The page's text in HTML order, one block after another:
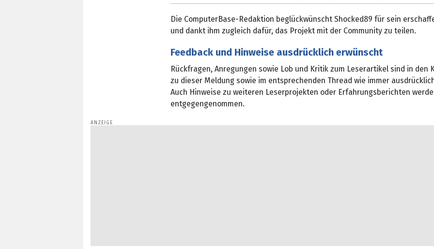
Die ComputerBase-Redaktion beglückwünscht Shocked89 für sein
und dankt ihm zugleich dafür, das Projekt mit der Community zu teilen.
Feedback und Hinweise ausdrücklich erwünscht
Rückfragen, Anregungen sowie Lob und Kritik zum Leserartikel sind in den
zu dieser Meldung sowie im entsprechenden Thread wie immer
Auch Hinweise zu weiteren Leserprojekten oder Erfahrungsberichten
entgegengenommen.